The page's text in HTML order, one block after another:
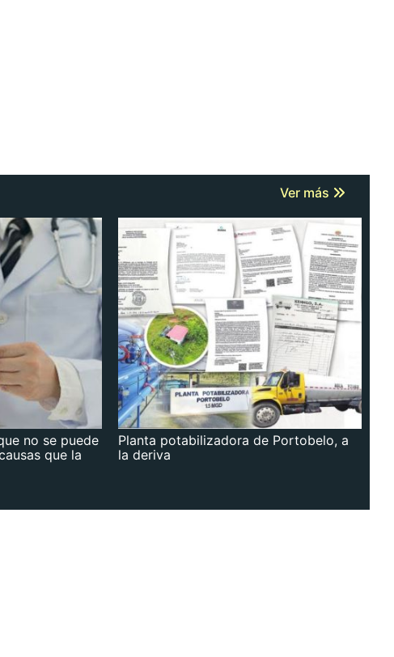
Ver más
no se puede
que la
Planta potabilizadora de Portobelo, a
la deriva